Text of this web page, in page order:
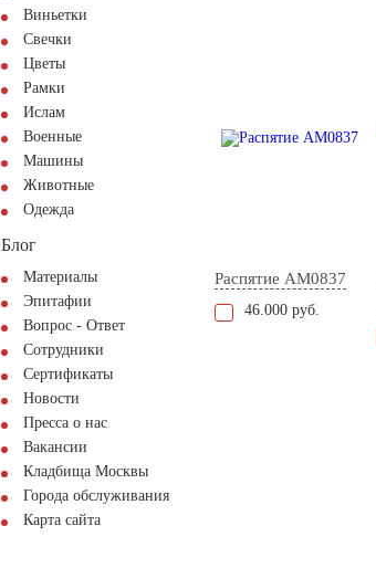
Виньетки
Свечки
Цветы
Рамки
Ислам
Военные
Машины
Животные
Одежда
Блог
Материалы
Эпитафии
Вопрос - Ответ
Сотрудники
Сертификаты
Новости
Пресса о нас
Вакансии
Кладбища Москвы
Города обслуживания
Карта сайта
Распятие AM0837
46.000 руб.